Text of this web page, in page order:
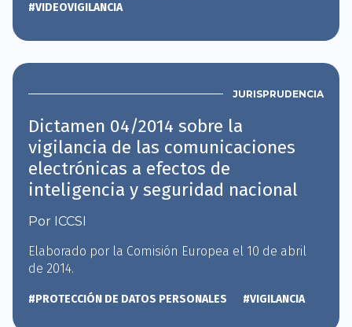
#VIDEOVIGILANCIA
JURISPRUDENCIA
Dictamen 04/2014 sobre la
vigilancia de las comunicaciones
electrónicas a efectos de
inteligencia y seguridad nacional
Por ICCSI
Elaborado por la Comisión Europea el 10 de abril
de 2014.
#PROTECCIÓN DE DATOS PERSONALES #VIGILANCIA